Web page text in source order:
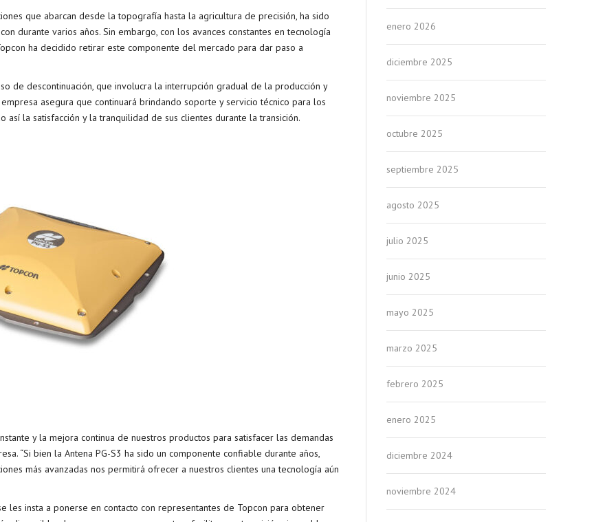
que abarcan desde la topografía hasta la agricultura de precisión, ha sido
durante varios años. Sin embargo, con los avances constantes en tecnología
ha decidido retirar este componente del mercado para dar paso a
de descontinuación, que involucra la interrupción gradual de la producción y
asegura que continuará brindando soporte y servicio técnico para los
así la satisfacción y la tranquilidad de sus clientes durante la transición.
y la mejora continua de nuestros productos para satisfacer las demandas
“Si bien la Antena PG-S3 ha sido un componente confiable durante años,
más avanzadas nos permitirá ofrecer a nuestros clientes una tecnología aún
les insta a ponerse en contacto con representantes de Topcon para obtener
enero 2026
diciembre 2025
noviembre 2025
octubre 2025
septiembre 2025
agosto 2025
julio 2025
junio 2025
mayo 2025
marzo 2025
febrero 2025
enero 2025
diciembre 2024
noviembre 2024